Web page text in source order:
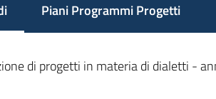
Piani Programmi Progetti
di progetti in materia di dialetti -